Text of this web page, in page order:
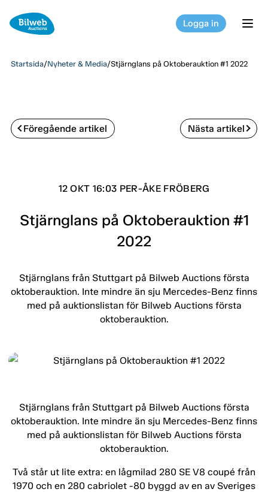
Logga in
Startsida/Nyheter & Media/Stjärnglans på Oktoberauktion #1 2022
Föregående artikel Nästa artikel
12 OKT 16:03 PER-ÅKE FRÖBERG
Stjärnglans på Oktoberauktion #1
2022
Stjärnglans från Stuttgart på Bilweb Auctions första
oktoberauktion. Inte mindre än sju Mercedes-Benz finns
med på auktionslistan för Bilweb Auctions första
oktoberauktion.
Stjärnglans från Stuttgart på Bilweb Auctions första
oktoberauktion. Inte mindre än sju Mercedes-Benz finns
med på auktionslistan för Bilweb Auctions första
oktoberauktion.
Två står ut lite extra: en lågmilad 280 SE V8 coupé från
1970 och en 280 cabriolet -80 byggd av en av Sveriges